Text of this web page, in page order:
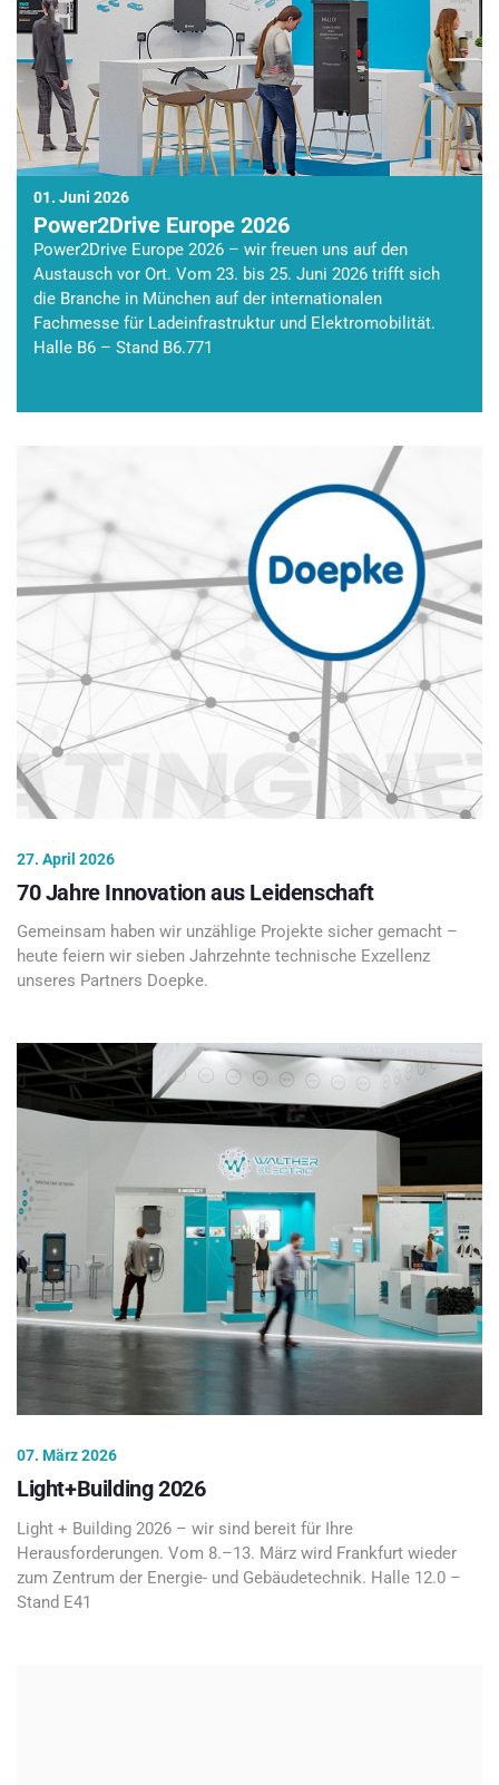
01. Juni 2026
Power2Drive Europe 2026
Power2Drive Europe 2026 – wir freuen uns auf den
Austausch vor Ort. Vom 23. bis 25. Juni 2026 trifft sich
die Branche in München auf der internationalen
Fachmesse für Ladeinfrastruktur und Elektromobilität.
Halle B6 – Stand B6.771
27. April 2026
70 Jahre Innovation aus Leidenschaft
Gemeinsam haben wir unzählige Projekte sicher gemacht –
heute feiern wir sieben Jahrzehnte technische Exzellenz
unseres Partners Doepke.
07. März 2026
Light+Building 2026
Light + Building 2026 – wir sind bereit für Ihre
Herausforderungen. Vom 8.–13. März wird Frankfurt wieder
zum Zentrum der Energie- und Gebäudetechnik. Halle 12.0 –
Stand E41